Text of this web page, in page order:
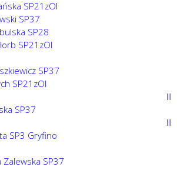
SP21zOI
SP37
SP28
SP21zOI
SP37
SP21zOI
SP37
SP3 Gryfino
SP37